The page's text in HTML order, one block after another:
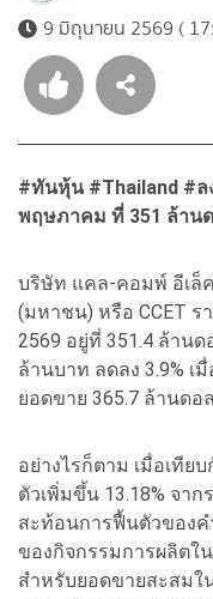
9 มิถุนายน 2569 (
#ทันหุ้น #Thailand #ล
พฤษภาคม ที่ 351 ล้าน
บริษัท แคล-คอมพ์ อีเล็
(มหาชน) หรือ CCET
2569 อยู่ที่ 351.4 ล้าน
ล้านบาท ลดลง 3.9% เ
ยอดขาย 365.7 ล้านดอ
อย่างไรก็ตาม เมื่อเทีย
ตัวเพิ่มขึ้น 13.18% จา
สะท้อนการฟื้นตัวของ
ของกิจกรรมการผลิตใ
สำหรับยอดขายสะสมใ